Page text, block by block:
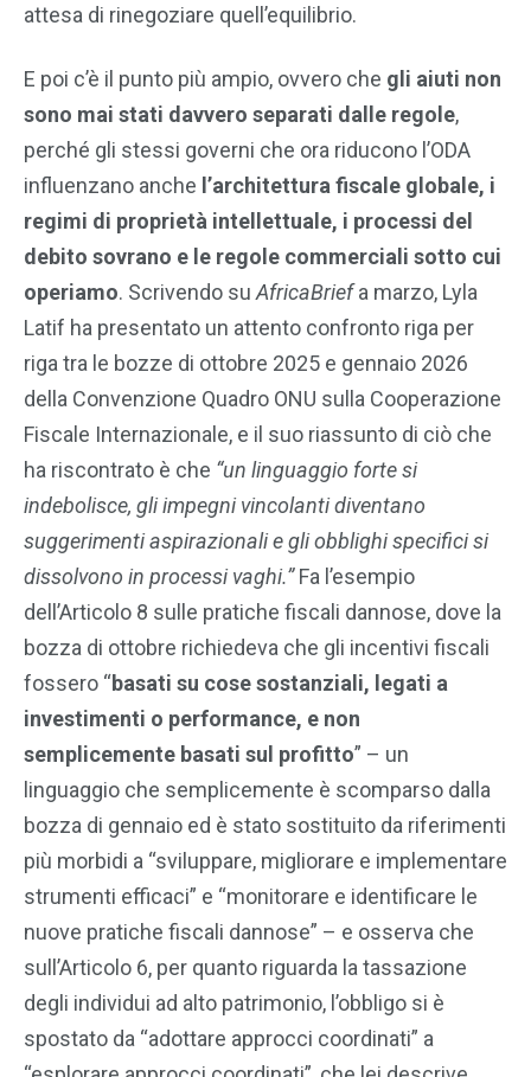
attesa di rinegoziare quell’equilibrio.
E poi c’è il punto più ampio, ovvero che gli aiuti non
sono mai stati davvero separati dalle regole,
perché gli stessi governi che ora riducono l’ODA
influenzano anche l’architettura fiscale globale, i
regimi di proprietà intellettuale, i processi del
debito sovrano e le regole commerciali sotto cui
operiamo. Scrivendo suAfricaBriefa marzo, Lyla
Latif ha presentato un attento confronto riga per
riga tra le bozze di ottobre 2025 e gennaio 2026
della Convenzione Quadro ONU sulla Cooperazione
Fiscale Internazionale, e il suo riassunto di ciò che
ha riscontrato è che “un linguaggio forte si
indebolisce, gli impegni vincolanti diventano
suggerimenti aspirazionali e gli obblighi specifici si
dissolvono in processi vaghi.”Fa l’esempio
dell’Articolo 8 sulle pratiche fiscali dannose, dove la
bozza di ottobre richiedeva che gli incentivi fiscali
fossero “basati su cose sostanziali, legati a
investimenti o performance, e non
semplicemente basati sul profitto” – un
linguaggio che semplicemente è scomparso dalla
bozza di gennaio ed è stato sostituito da riferimenti
più morbidi a “sviluppare, migliorare e implementare
strumenti efficaci” e “monitorare e identificare le
nuove pratiche fiscali dannose” – e osserva che
sull’Articolo 6, per quanto riguarda la tassazione
degli individui ad alto patrimonio, l’obbligo si è
spostato da “adottare approcci coordinati” a